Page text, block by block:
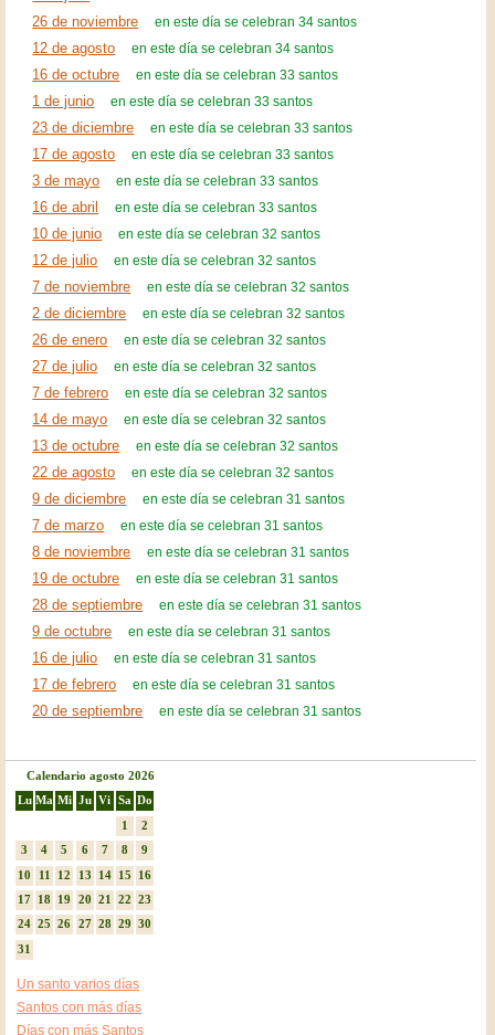
26 de noviembre en este día se celebran 34 santos
12 de agosto en este día se celebran 34 santos
16 de octubre en este día se celebran 33 santos
1 de junio en este día se celebran 33 santos
23 de diciembre en este día se celebran 33 santos
17 de agosto en este día se celebran 33 santos
3 de mayo en este día se celebran 33 santos
16 de abril en este día se celebran 33 santos
10 de junio en este día se celebran 32 santos
12 de julio en este día se celebran 32 santos
7 de noviembre en este día se celebran 32 santos
2 de diciembre en este día se celebran 32 santos
26 de enero en este día se celebran 32 santos
27 de julio en este día se celebran 32 santos
7 de febrero en este día se celebran 32 santos
14 de mayo en este día se celebran 32 santos
13 de octubre en este día se celebran 32 santos
22 de agosto en este día se celebran 32 santos
9 de diciembre en este día se celebran 31 santos
7 de marzo en este día se celebran 31 santos
8 de noviembre en este día se celebran 31 santos
19 de octubre en este día se celebran 31 santos
28 de septiembre en este día se celebran 31 santos
9 de octubre en este día se celebran 31 santos
16 de julio en este día se celebran 31 santos
17 de febrero en este día se celebran 31 santos
20 de septiembre en este día se celebran 31 santos
Calendario agosto 2026
Lu Ma Mi Ju Vi Sa Do
1
2
3
4 5 6 7 8
9
10
11 12 13 14 15
16
17 18 19 20 21 22
23
24 25 26 27 28 29
30
31
Un santo varios días
Santos con más días
Días con más Santos